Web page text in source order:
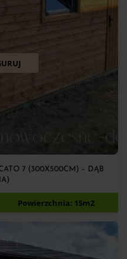
7 (300X500CM) – DĄB
zł
Powierzchnia: 15m2